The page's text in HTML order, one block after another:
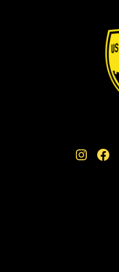
Instagram Facebook